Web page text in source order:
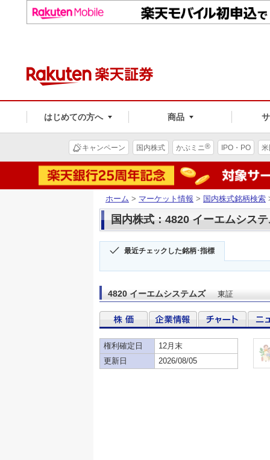
はじめての方へ 商品
キャンペーン 国内株式 かぶミニ® IPO・PO
ホーム > マーケット情報 > 国内株式銘柄検索
国内株式：4820 イーエムシス
最近チェックした銘柄･指標
4820 イーエムシステムズ 東証
権利確定日
12月末
更新日
2026/08/05